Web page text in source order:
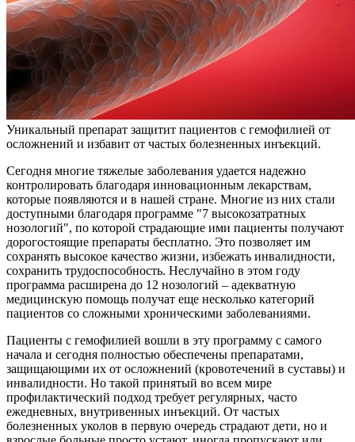
Уникальный препарат защитит пациентов с гемофилией от
осложнений и избавит от частых болезненных инъекций.
Сегодня многие тяжелые заболевания удается надежно
контролировать благодаря инновационным лекарствам,
которые появляются и в нашей стране. Многие из них стали
доступными благодаря программе "7 высокозатратных
нозологий", по которой страдающие ими пациенты получают
дорогостоящие препараты бесплатно. Это позволяет им
сохранять высокое качество жизни, избежать инвалидности,
сохранить трудоспособность. Неслучайно в этом году
программа расширена до 12 нозологий – адекватную
медицинскую помощь получат еще несколько категорий
пациентов со сложными хроническими заболеваниями.
Пациенты с гемофилией вошли в эту программу с самого
начала и сегодня полностью обеспечены препаратами,
защищающими их от осложнений (кровотечений в суставы) и
инвалидности. Но такой принятый во всем мире
профилактический подход требует регулярных, часто
ежедневных, внутривенных инъекций. От частых
болезненных уколов в первую очередь страдают дети, но и